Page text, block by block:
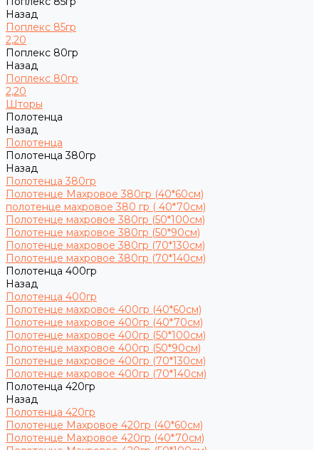
Назад
Поплекс 85гр
2,20
Поплекс 80гр
Назад
Поплекс 80гр
2,20
Шторы
Полотенца
Назад
Полотенца
Полотенца 380гр
Назад
Полотенца 380гр
Полотенце Махровое 380гр (40*60см)
полотенце махровое 380 гр ( 40*70см)
Полотенце махровое 380гр (50*100см)
Полотенце махровое 380гр (50*90см)
Полотенце махровое 380гр (70*130см)
Полотенце махровое 380гр (70*140см)
Полотенца 400гр
Назад
Полотенца 400гр
Полотенце махровое 400гр (40*60см)
Полотенце махровое 400гр (40*70см)
Полотенце махровое 400гр (50*100см)
Полотенце махровое 400гр (50*90см)
Полотенце махровое 400гр (70*130см)
Полотенце махровое 400гр (70*140см)
Полотенца 420гр
Назад
Полотенца 420гр
Полотенце Махровое 420гр (40*60см)
Полотенце Махровое 420гр (40*70см)